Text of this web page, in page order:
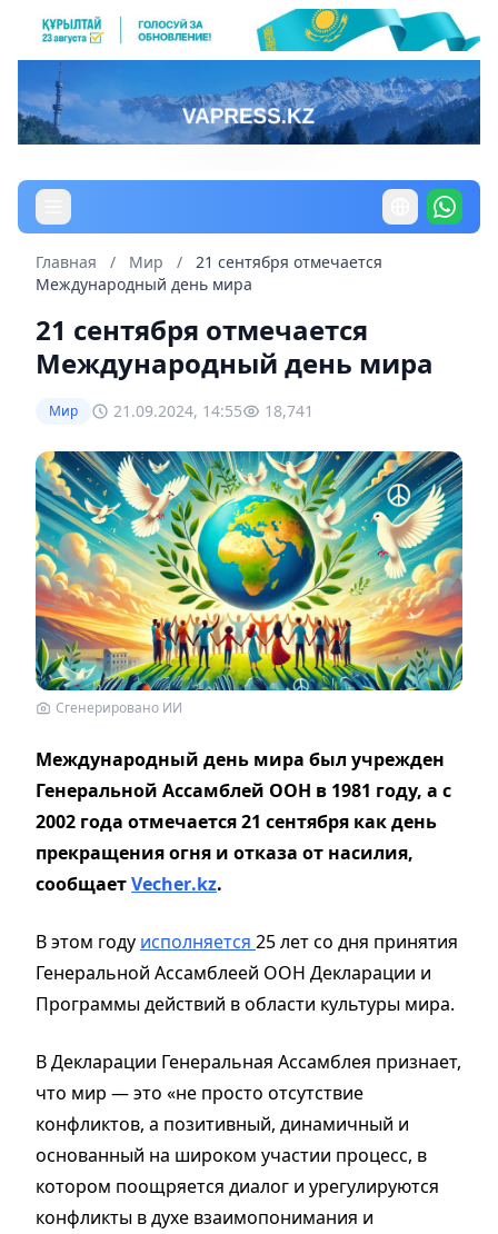
Главная / Мир /
21 сентября отмечается
Международный день мира
21 сентября отмечается
Международный день мира
Мир 21.09.2024, 14:55 18,741
Сгенерировано ИИ
Международный день мира был учрежден
Генеральной Ассамблей ООН в 1981 году, а с
2002 года отмечается 21 сентября как день
прекращения огня и отказа от насилия,
сообщаетVecher.kz.
В этом году исполняется 25 лет со дня принятия
Генеральной Ассамблеей ООН Декларации и
Программы действий в области культуры мира.
В Декларации Генеральная Ассамблея признает,
что мир — это «не просто отсутствие
конфликтов, а позитивный, динамичный и
основанный на широком участии процесс, в
котором поощряется диалог и урегулируются
конфликты в духе взаимопонимания и